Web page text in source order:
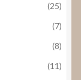
(25)
(7)
(8)
(11)